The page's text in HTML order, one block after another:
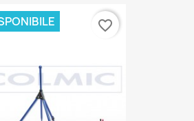
favorite_border